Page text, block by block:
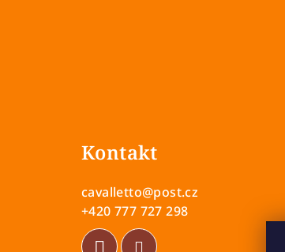
Kontakt
cavalletto@post.cz
+420 777 727 298